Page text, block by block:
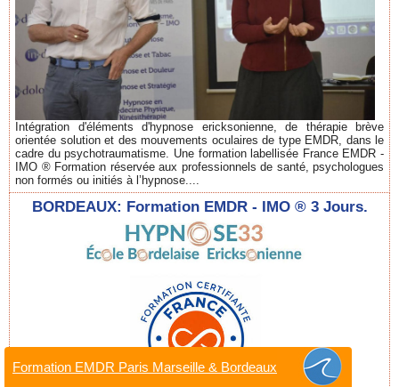
Intégration d'éléments d'hypnose ericksonienne, de thérapie brève
orientée solution et des mouvements oculaires de type EMDR, dans le
cadre du psychotraumatisme. Une formation labellisée France EMDR -
IMO ® Formation réservée aux professionnels de santé, psychologues
non formés ou initiés à l’hypnose....
BORDEAUX: Formation EMDR - IMO ® 3 Jours.
Formation EMDR Paris Marseille & Bordeaux